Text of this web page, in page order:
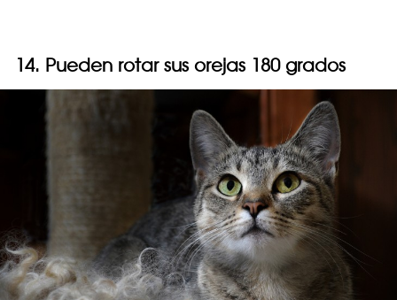
14. Pueden rotar sus orejas 180 grados